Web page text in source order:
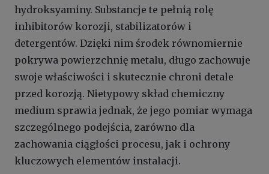
hydroksyaminy. Substancje te pełnią rolę
inhibitorów korozji, stabilizatorów i
detergentów. Dzięki nim środek równomiernie
pokrywa powierzchnię metalu, długo zachowuje
swoje właściwości i skutecznie chroni detale
przed korozją. Nietypowy skład chemiczny
medium sprawia jednak, że jego pomiar wymaga
szczególnego podejścia, zarówno dla
zachowania ciągłości procesu, jak i ochrony
kluczowych elementów instalacji.